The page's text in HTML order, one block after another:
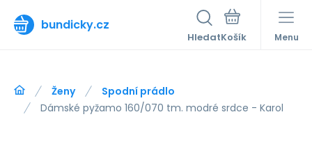
bundicky.cz
Hledat Menu
Ženy
Spodní prádlo
Dámské pyžamo 160/070 tm. modré srdce - Karol